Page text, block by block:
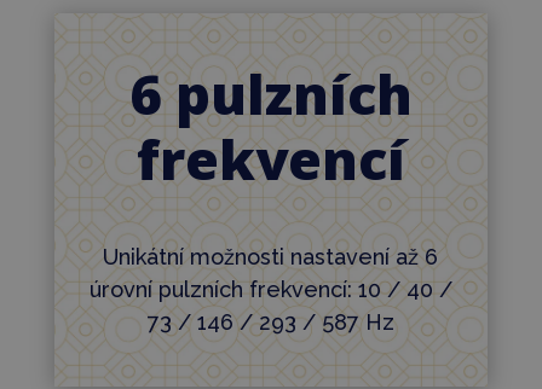
6 pulzních
frekvencí
Unikátní možnosti nastavení až 6
úrovní pulzních frekvencí: 10 / 40 /
73 / 146 / 293 / 587 Hz